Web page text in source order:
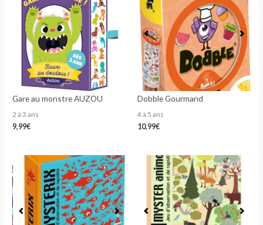
Gare au monstre AUZOU
2 à 3 ans
9,99€
Dobble Gourmand
4 à 5 ans
10,99€